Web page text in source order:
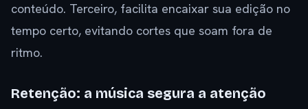
conteúdo. Terceiro, facilita encaixar sua edição no
tempo certo, evitando cortes que soam fora de
ritmo.
Retenção: a música segura a atenção